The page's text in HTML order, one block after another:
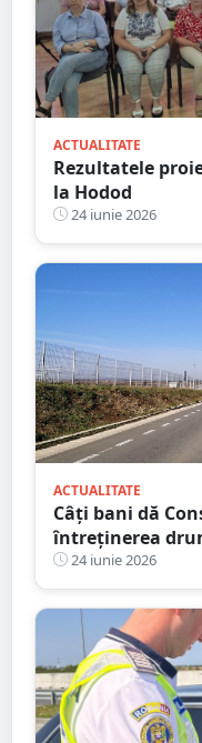
ACTUALITATE
Rezultatele
la Hodod
24 iunie 2026
ACTUALITATE
Câți bani dă
întreținerea
sunt firmele
24 iunie 2026